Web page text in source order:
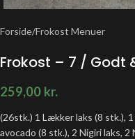
Forside/Frokost Menuer
Frokost – 7 / Godt
259,00 kr.
(26stk.) 1 Lækker laks (8 stk.),
avocado (8 stk.), 2 Nigiri laks,